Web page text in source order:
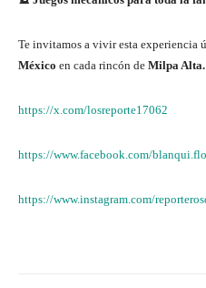
Te invitamos a vivir esta experiencia
México en cada rincón de Milpa Alta.
https://x.com/losreporte17062
https://www.facebook.com/
https://www.instagram.com/